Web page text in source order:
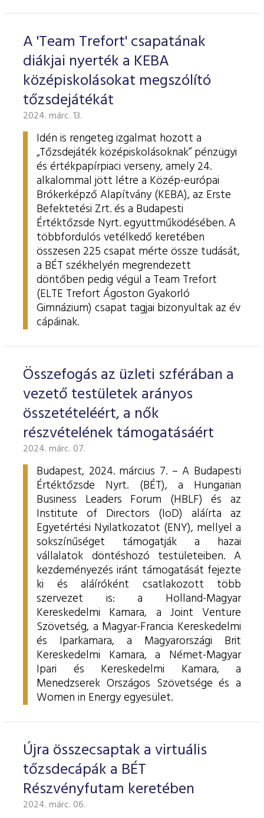
A 'Team Trefort' csapatának
diákjai nyerték a KEBA
középiskolásokat megszólító
tőzsdejátékát
2024. márc. 13.
Idén is rengeteg izgalmat hozott a
„Tőzsdejáték középiskolásoknak” pénzügyi
és értékpapírpiaci verseny, amely 24.
alkalommal jött létre a Közép-európai
Brókerképző Alapítvány (KEBA), az Erste
Befektetési Zrt. és a Budapesti
Értéktőzsde Nyrt. együttműködésében. A
többfordulós vetélkedő keretében
összesen 225 csapat mérte össze tudását,
a BÉT székhelyén megrendezett
döntőben pedig végül a Team Trefort
(ELTE Trefort Ágoston Gyakorló
Gimnázium) csapat tagjai bizonyultak az év
cápáinak.
Összefogás az üzleti szférában a
vezető testületek arányos
összetételéért, a nők
részvételének támogatásáért
2024. márc. 07.
Budapest, 2024. március 7. – A Budapesti
Értéktőzsde Nyrt. (BÉT), a Hungarian
Business Leaders Forum (HBLF) és az
Institute of Directors (IoD) aláírta az
Egyetértési Nyilatkozatot (ENY), mellyel a
sokszínűséget támogatják a hazai
vállalatok döntéshozó testületeiben. A
kezdeményezés iránt támogatását fejezte
ki és aláíróként csatlakozott több
szervezet is: a Holland-Magyar
Kereskedelmi Kamara, a Joint Venture
Szövetség, a Magyar-Francia Kereskedelmi
és Iparkamara, a Magyarországi Brit
Kereskedelmi Kamara, a Német-Magyar
Ipari és Kereskedelmi Kamara, a
Menedzserek Országos Szövetsége és a
Women in Energy egyesület.
Újra összecsaptak a virtuális
tőzsdecápák a BÉT
Részvényfutam keretében
2024. márc. 06.